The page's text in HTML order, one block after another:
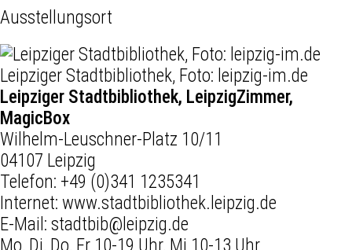
Ausstellungsort
Leipziger Stadtbibliothek, Foto: leipzig-im.de
Leipziger Stadtbibliothek, LeipzigZimmer,
MagicBox
Wilhelm-Leuschner-Platz 10/11
04107 Leipzig
Telefon: +49 (0)341 1235341
Internet: www.stadtbibliothek.leipzig.de
E-Mail: stadtbib@leipzig.de
Mo, Di, Do, Fr 10-19 Uhr, Mi 10-13 Uhr